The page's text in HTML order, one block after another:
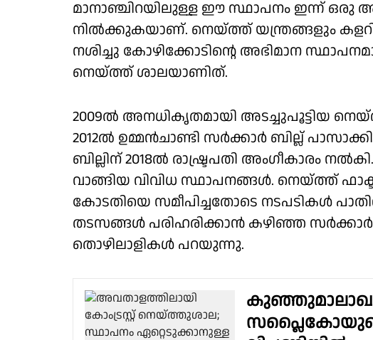
മാനാഞ്ചിറയിലുള്ള ഈ സ്ഥാപനം ഇന്ന് ഒരു
നിൽക്കുകയാണ്. നെയ്ത്ത് യന്ത്രങ്ങളും
നശിച്ചു കോഴിക്കോടിന്റെ അഭിമാന
നെയ്ത്ത് ശാലയാണിത്.
2009ൽ അനധികൃതമായി അടച്ചുപൂട്ടിയ
2012ൽ ഉമ്മൻചാണ്ടി സർക്കാർ ബില്ല്
ബില്ലിന് 2018ൽ രാഷ്ട്രപതി അംഗീകാരം
വാങ്ങിയ വിവിധ സ്ഥാപനങ്ങൾ. നെയ്ത്ത്
കോടതിയെ സമീപിച്ചതോടെ നടപടികൾ
തടസങ്ങൾ പരിഹരിക്കാൻ കഴിഞ്ഞ സർക്കാർ
തൊഴിലാളികൾ പറയുന്നു.
കുഞ്ഞുമാലാഖ